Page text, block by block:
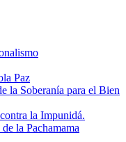
Paz
la Soberanía para el Bien
la Impunidá.
la Pachamama